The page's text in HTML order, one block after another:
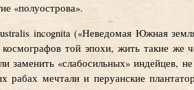
«полуострова».
incognita («Неведомая Южная
той эпохи, жить такие же
заменить «слабосильных» индейцев,
рабах мечтали и перуанские